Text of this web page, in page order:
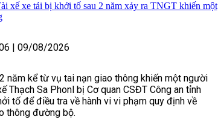
xế xe tải bị khởi tố sau 2 năm xảy ra TNGT khiến một
| 09/08/2026
năm kể từ vụ tai nạn giao thông khiến một người
Thạch Sa Phonl bị Cơ quan CSĐT Công an tỉnh
tố để điều tra về hành vi vi phạm quy định về
thông đường bộ.